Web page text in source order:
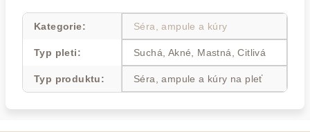
Kategorie: Séra, ampule a kúry
Typ pleti: Suchá, Akné, Mastná, Citlivá
Typ produktu: Séra, ampule a kúry na pleť